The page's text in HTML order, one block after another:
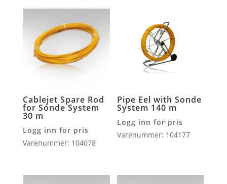
Cablejet Spare Rod
for Sonde System
30 m
Logg inn for pris
Varenummer: 104078
Pipe Eel with Sonde
System 140 m
Logg inn for pris
Varenummer: 104177